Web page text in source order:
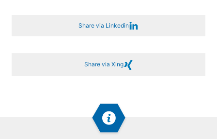
Share via Linkedin
Share via Xing